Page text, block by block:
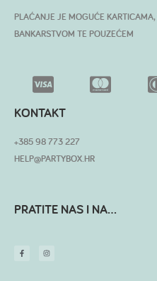
PLAĆANJE JE MOGUĆE
BANKARSTVOM TE POUZEĆEM
KONTAKT
+385 98 773 227
HELP@PARTYBOX.HR
PRATITE NAS I NA...